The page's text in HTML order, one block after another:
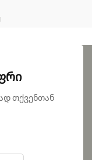
თქვენთან